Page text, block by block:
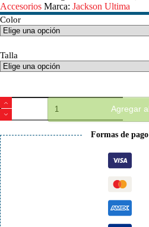
Accesorios Marca: Jackson Ultima
Color
Talla
Agujetas
Jackson
cantidad
Agregar
Formas de pago